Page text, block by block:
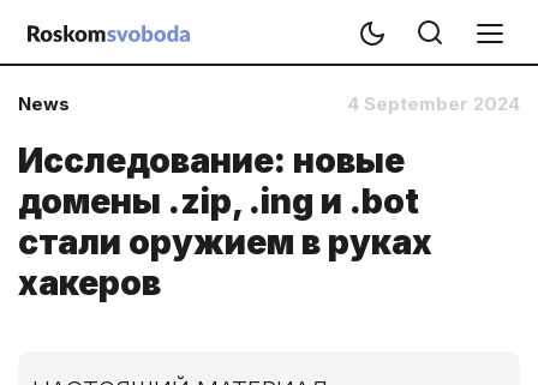
News 4 September 2024
Исследование: новые
домены .zip, .ing и .bot
стали оружием в руках
хакеров